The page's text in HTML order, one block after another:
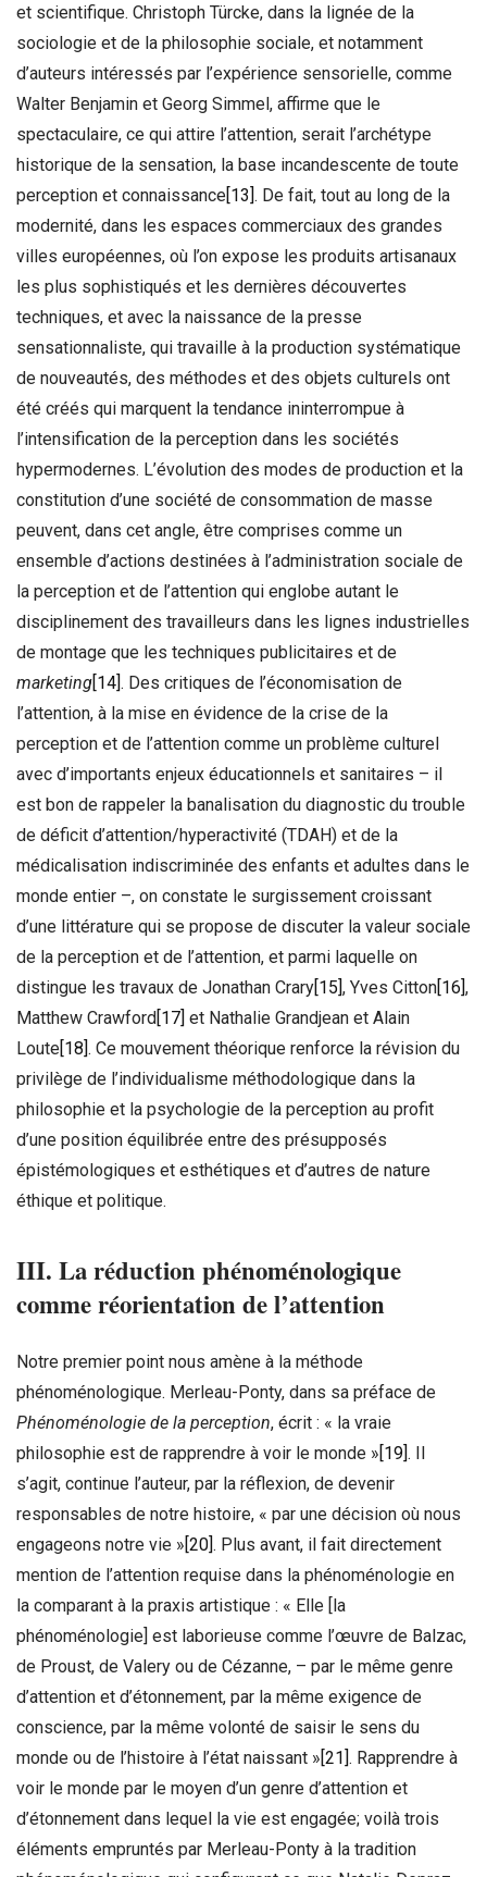
et scientifique. Christoph Türcke, dans la lignée de la
sociologie et de la philosophie sociale, et notamment
d’auteurs intéressés par l’expérience sensorielle, comme
Walter Benjamin et Georg Simmel, affirme que le
spectaculaire, ce qui attire l’attention, serait l’archétype
historique de la sensation, la base incandescente de toute
perception et connaissance[13]. De fait, tout au long de la
modernité, dans les espaces commerciaux des grandes
villes européennes, où l’on expose les produits artisanaux
les plus sophistiqués et les dernières découvertes
techniques, et avec la naissance de la presse
sensationnaliste, qui travaille à la production systématique
de nouveautés, des méthodes et des objets culturels ont
été créés qui marquent la tendance ininterrompue à
l’intensification de la perception dans les sociétés
hypermodernes. L’évolution des modes de production et la
constitution d’une société de consommation de masse
peuvent, dans cet angle, être comprises comme un
ensemble d’actions destinées à l’administration sociale de
la perception et de l’attention qui englobe autant le
disciplinement des travailleurs dans les lignes industrielles
de montage que les techniques publicitaires et de
marketing[14]. Des critiques de l’économisation de
l’attention, à la mise en évidence de la crise de la
perception et de l’attention comme un problème culturel
avec d’importants enjeux éducationnels et sanitaires – il
est bon de rappeler la banalisation du diagnostic du trouble
de déficit d’attention/hyperactivité (TDAH) et de la
médicalisation indiscriminée des enfants et adultes dans le
monde entier –, on constate le surgissement croissant
d’une littérature qui se propose de discuter la valeur sociale
de la perception et de l’attention, et parmi laquelle on
distingue les travaux de Jonathan Crary[15], Yves Citton[16],
Matthew Crawford[17] et Nathalie Grandjean et Alain
Loute[18]. Ce mouvement théorique renforce la révision du
privilège de l’individualisme méthodologique dans la
philosophie et la psychologie de la perception au profit
d’une position équilibrée entre des présupposés
épistémologiques et esthétiques et d’autres de nature
éthique et politique.
III. La réduction phénoménologique
comme réorientation de l’attention
Notre premier point nous amène à la méthode
phénoménologique. Merleau-Ponty, dans sa préface de
Phénoménologie de la perception, écrit : « la vraie
philosophie est de rapprendre à voir le monde »[19]. Il
s’agit, continue l’auteur, par la réflexion, de devenir
responsables de notre histoire, « par une décision où nous
engageons notre vie »[20]. Plus avant, il fait directement
mention de l’attention requise dans la phénoménologie en
la comparant à la praxis artistique : « Elle [la
phénoménologie] est laborieuse comme l’œuvre de Balzac,
de Proust, de Valery ou de Cézanne, – par le même genre
d’attention et d’étonnement, par la même exigence de
conscience, par la même volonté de saisir le sens du
monde ou de l’histoire à l’état naissant »[21]. Rapprendre à
voir le monde par le moyen d’un genre d’attention et
d’étonnement dans lequel la vie est engagée; voilà trois
éléments empruntés par Merleau-Ponty à la tradition